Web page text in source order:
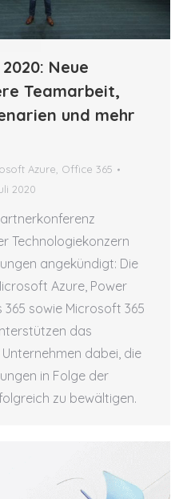
Neue
Teamarbeit,
und mehr
Azure Office 365
2020
Technologiekonzern
angekündigt: Die
Azure, Power
sowie Microsoft 365
das
dabei, die
in Folge der
zu bewältigen.